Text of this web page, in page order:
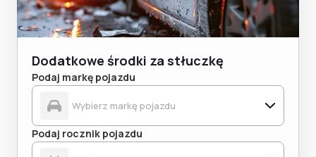
Dodatkowe środki za stłuczkę
Podaj markę pojazdu
Podaj rocznik pojazdu